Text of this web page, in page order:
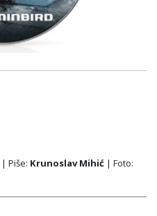
| Piše: Krunoslav Mihić | Foto: